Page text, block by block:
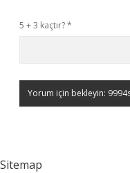
5 + 3 kaçtır?*
Sitemap